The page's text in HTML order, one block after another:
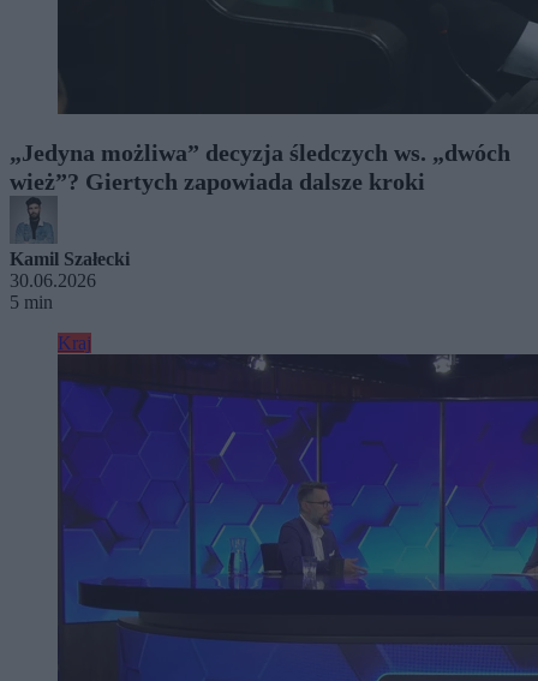
„Jedyna możliwa” decyzja śledczych ws. „dwóch
wież”? Giertych zapowiada dalsze kroki
Kamil Szałecki
30.06.2026
5 min
Kraj